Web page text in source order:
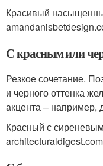
Красивый
С красным или
Резкое сочетание.
и черного оттенка
акцента – например,
Красный с
architecturaldigest.com